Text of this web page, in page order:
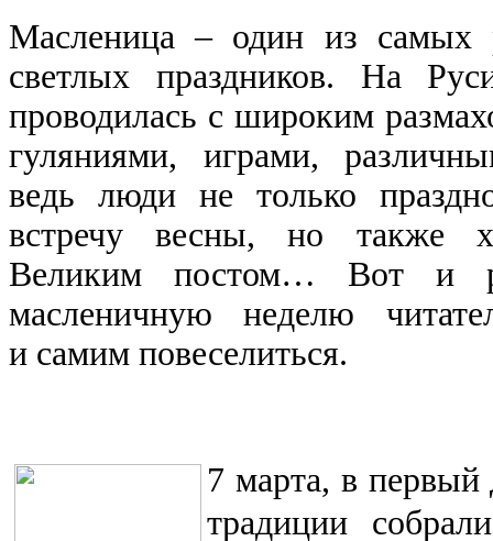
Масленица – один из самых
светлых праздников. На
проводилась с широким
гуляниями, играми,
ведь люди не только
встречу весны, но также
Великим постом… Вот и
масленичную неделю
и самим повеселиться.
7 марта, в
традиции